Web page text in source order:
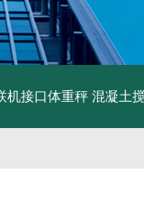
机接口体重秤 混凝土